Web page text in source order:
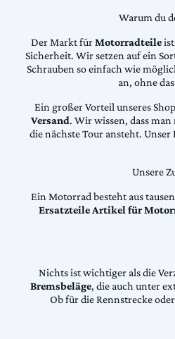
Warum du
Der Markt fürMotorradteileist
Sicherheit. Wir setzen auf ein
Schrauben so einfach wie
an, ohne
Ein großer Vorteil unseres
Versand. Wir wissen, dass
die nächste Tour ansteht.
Unsere
Ein Motorrad besteht aus
Ersatzteile Artikel für
Nichts ist wichtiger als die
Bremsbeläge, die auch unter
Ob für die Rennstrecke